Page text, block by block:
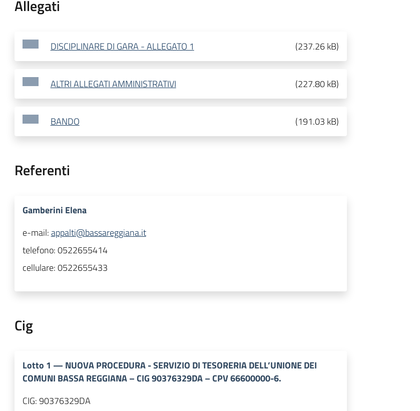
Allegati
DISCIPLINARE DI GARA - ALLEGATO 1 (237.26 kB)
ALTRI ALLEGATI AMMINISTRATIVI (227.80 kB)
BANDO (191.03 kB)
Referenti
Gamberini Elena
e-mail:appalti@bassareggiana.it
telefono:0522655414
cellulare:0522655433
Cig
Lotto 1 — NUOVA PROCEDURA - SERVIZIO DI TESORERIA DELL’UNIONE DEI
COMUNI BASSA REGGIANA – CIG 90376329DA – CPV 66600000-6.
CIG:90376329DA